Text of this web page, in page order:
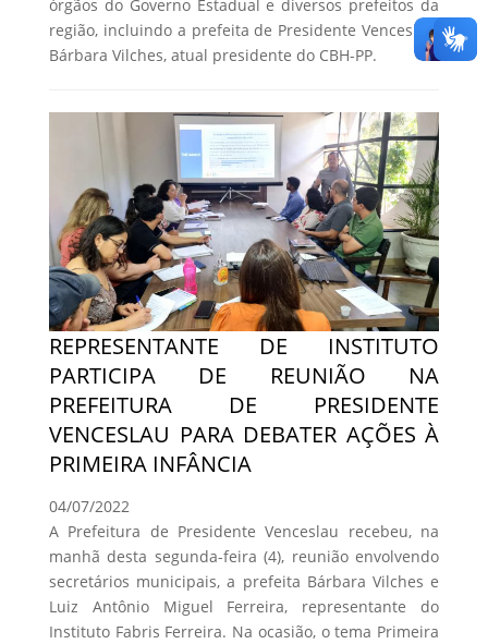
órgãos do Governo Estadual e diversos prefeitos da
região, incluindo a prefeita de Presidente Venceslau,
Bárbara Vilches, atual presidente do CBH-PP.
REPRESENTANTE DE INSTITUTO
PARTICIPA DE REUNIÃO NA
PREFEITURA DE PRESIDENTE
VENCESLAU PARA DEBATER AÇÕES À
PRIMEIRA INFÂNCIA
04/07/2022
A Prefeitura de Presidente Venceslau recebeu, na
manhã desta segunda-feira (4), reunião envolvendo
secretários municipais, a prefeita Bárbara Vilches e
Luiz Antônio Miguel Ferreira, representante do
Instituto Fabris Ferreira. Na ocasião, o tema Primeira